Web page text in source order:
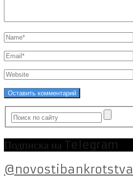
Подписка на Telegram
@novostibankrotstva